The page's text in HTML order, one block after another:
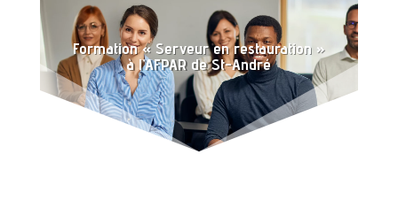
Formation « Serveur en restauration »
à l’AFPAR de St-André